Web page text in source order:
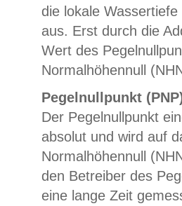
die lokale
aus. Erst durch die
Wert des
Normalhöhennull
Pegelnullpunkt
Der Pegelnullpunkt
absolut und wird auf
Normalhöhennull
den Betreiber des
eine lange Zeit